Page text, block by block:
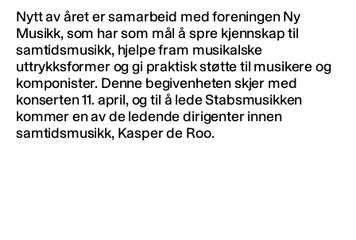
Nytt av året er samarbeid med foreningen Ny
Musikk, som har som mål å spre kjennskap til
samtidsmusikk, hjelpe fram musikalske
uttrykksformer og gi praktisk støtte til musikere og
komponister. Denne begivenheten skjer med
konserten 11. april, og til å lede Stabsmusikken
kommer en av de ledende dirigenter innen
samtidsmusikk, Kasper de Roo.